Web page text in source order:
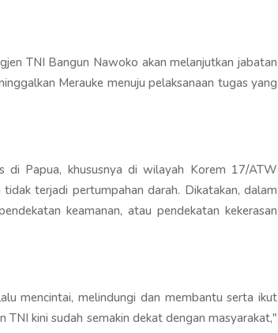
TNI Bangun Nawoko akan melanjutkan jabatan
Merauke menuju pelaksanaan tugas yang
di Papua, khususnya di wilayah Korem 17/ATW
terjadi pertumpahan darah. Dikatakan, dalam
keamanan, atau pendekatan kekerasan
mencintai, melindungi dan membantu serta ikut
kini sudah semakin dekat dengan masyarakat,"